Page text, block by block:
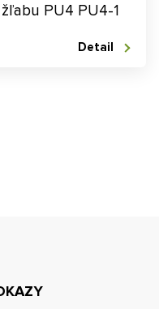
PU4 PU4-1
Detail